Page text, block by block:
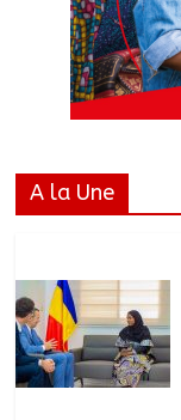
A la Une